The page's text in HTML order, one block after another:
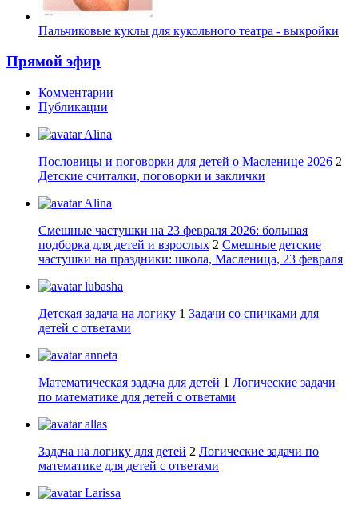
Пальчиковые куклы для кукольного театра - выкройки
Прямой эфир
Комментарии
Публикации
Alina
Пословицы и поговорки для детей о Масленице 2026 2
Детские считалки, поговорки и заклички
Alina
Смешные частушки на 23 февраля 2026: большая
подборка для детей и взрослых 2 Смешные детские
частушки на праздники: школа, Масленица, 23 февраля
lubasha
Детская задача на логику 1 Задачи со спичками для
детей с ответами
anneta
Математическая задача для детей 1 Логические задачи
по математике для детей с ответами
allas
Задача на логику для детей 2 Логические задачи по
математике для детей с ответами
Larissa